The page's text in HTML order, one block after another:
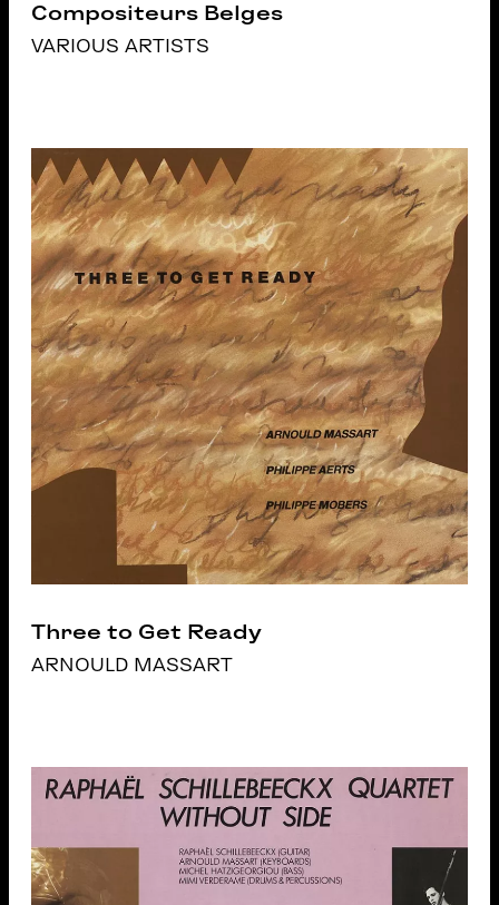
Compositeurs Belges
VARIOUS ARTISTS
Three to Get Ready
ARNOULD MASSART